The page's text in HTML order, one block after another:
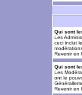
Qui sont
Les
ceci inclut
Revenir en
Qui sont
Les
ont le
Revenir en